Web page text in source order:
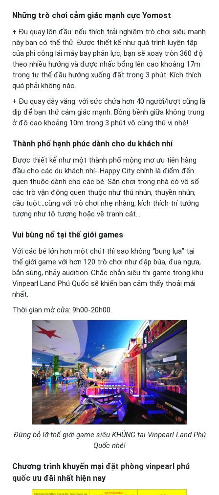
Những trò chơi cảm giác mạnh cực Yomost
+ Đu quay lộn đầu: nếu thích trải nghiệm trò chơi siêu mạnh
này bạn có thể thử. Được thiết kế như quá trình luyện tập
của phi công lái máy bay phản lực, bạn sẽ xoay tròn 360 độ
theo nhiều hướng và được nhấc bổng lên cao khoảng 17m
trong tư thế đầu hướng xuống đất trong 3 phút. Kích thích
quá phải không nào.
+ Đu quay dây văng: với sức chứa hơn 40 người/lượt cũng là
dịp để bạn thử cảm giác mạnh. Bồng bềnh giữa không trung
ở độ cao khoảng 10m trong 3 phút vô cùng thú vị nhé!
Thành phố hạnh phúc dành cho du khách nhí
Được thiết kế như một thành phố mộng mơ ưu tiên hàng
đầu cho các du khách nhí- Happy City chính là điểm đến
quen thuộc dành cho các bé. Sân chơi trong nhà có vô số
các trò vận động quen thuộc như thú nhún, thuyền nhún,
cầu tuột…cùng với trò chơi nhẹ nhàng, kích thích trí tưởng
tượng như tô tượng hoặc vẽ tranh cát…
Vui bùng nổ tại thế giới games
Với các bé lớn hơn một chút thì sao không “bung lụa” tại
thế giới game với hơn 120 trò chơi như đập búa, đua ngựa,
bắn súng, nhảy audition..Chắc chắn siêu thị game trong khu
Vinpearl Land Phú Quốc sẽ khiến bạn cảm thấy thoải mái
nhất.
Thời gian mở cửa: 9h00-20h00.
Đừng bỏ lỡ thế giới game siêu KHỦNG tại Vinpearl Land Phú
Quốc nhé!
Chương trình khuyến mại đặt phòng vinpearl phú
quốc ưu đãi nhất hiện nay